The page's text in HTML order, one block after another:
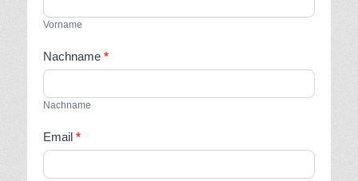
Vorname
Nachname *
Nachname
Email *